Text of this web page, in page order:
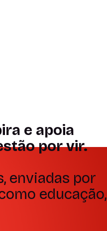
e apoia
por vir.
enviadas por
educação,